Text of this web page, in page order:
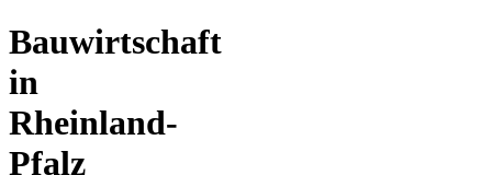
Bauwirtschaft
in
Rheinland-
Pfalz